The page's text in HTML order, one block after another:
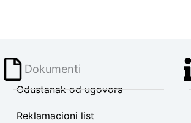
Dokumenti
Odustanak od ugovora
Reklamacioni list